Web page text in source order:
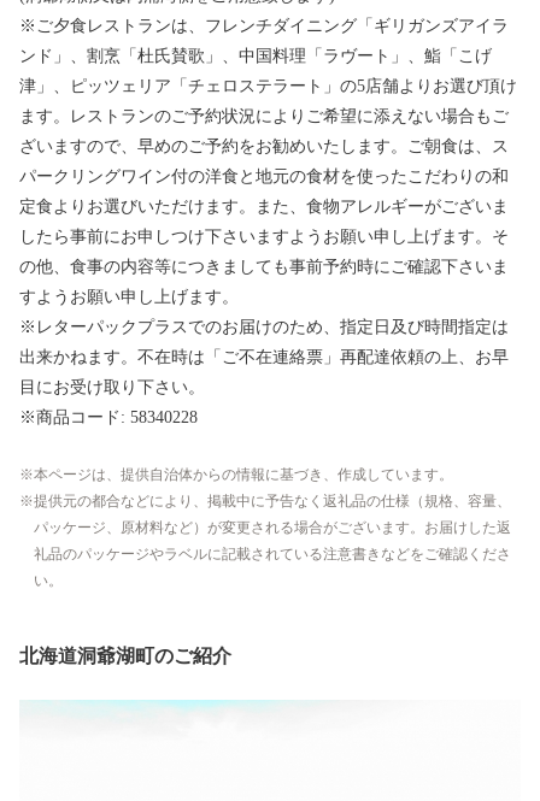
※ご夕食レストランは、フレンチダイニング「ギリガンズアイラ
ンド」、割烹「杜氏賛歌」、中国料理「ラヴート」、鮨「こげ
津」、ピッツェリア「チェロステラート」の5店舗よりお選び頂け
ます。レストランのご予約状況によりご希望に添えない場合もご
ざいますので、早めのご予約をお勧めいたします。ご朝食は、ス
パークリングワイン付の洋食と地元の食材を使ったこだわりの和
定食よりお選びいただけます。また、食物アレルギーがございま
したら事前にお申しつけ下さいますようお願い申し上げます。そ
の他、食事の内容等につきましても事前予約時にご確認下さいま
すようお願い申し上げます。
※レターパックプラスでのお届けのため、指定日及び時間指定は
出来かねます。不在時は「ご不在連絡票」再配達依頼の上、お早
目にお受け取り下さい。
※商品コード: 58340228
本ページは、提供自治体からの情報に基づき、作成しています。
提供元の都合などにより、掲載中に予告なく返礼品の仕様（規格、容量、
パッケージ、原材料など）が変更される場合がございます。お届けした返
礼品のパッケージやラベルに記載されている注意書きなどをご確認くださ
い。
北海道洞爺湖町のご紹介